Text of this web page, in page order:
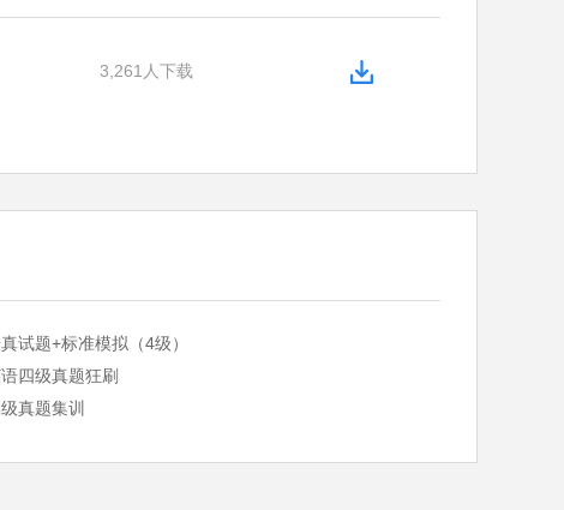
3,261人下载
试题+标准模拟（4级）
四级真题狂刷
真题集训